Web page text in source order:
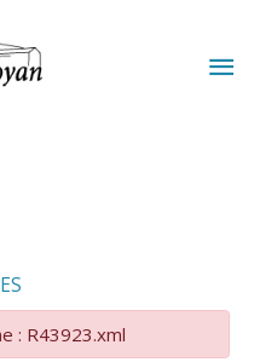
: R43923.xml